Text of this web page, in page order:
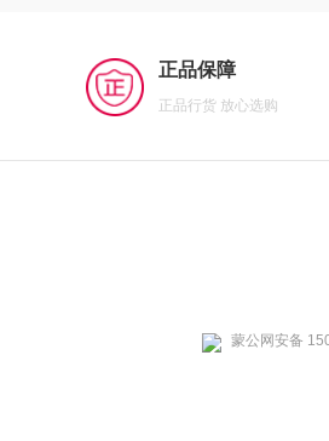
正品保障
正品行货 放心选购
蒙公网安备